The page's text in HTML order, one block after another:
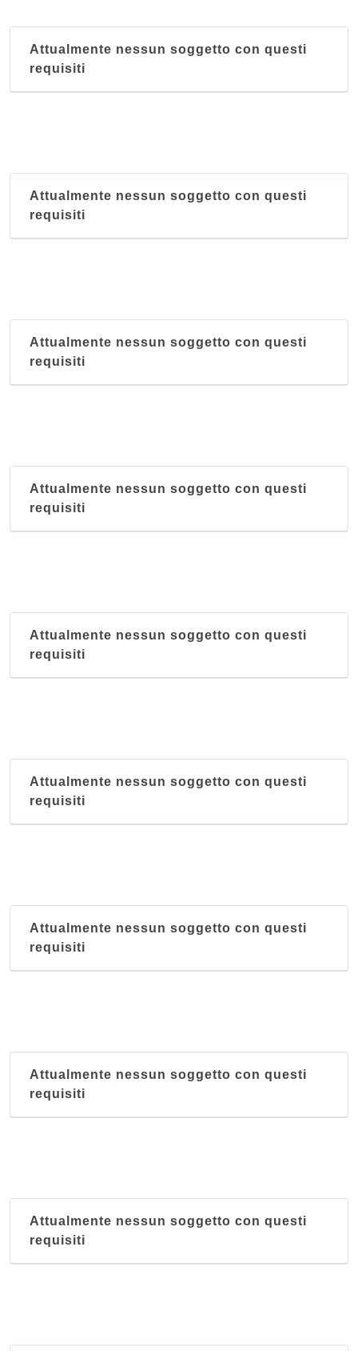
Attualmente nessun soggetto con questi
requisiti
Attualmente nessun soggetto con questi
requisiti
Attualmente nessun soggetto con questi
requisiti
Attualmente nessun soggetto con questi
requisiti
Attualmente nessun soggetto con questi
requisiti
Attualmente nessun soggetto con questi
requisiti
Attualmente nessun soggetto con questi
requisiti
Attualmente nessun soggetto con questi
requisiti
Attualmente nessun soggetto con questi
requisiti